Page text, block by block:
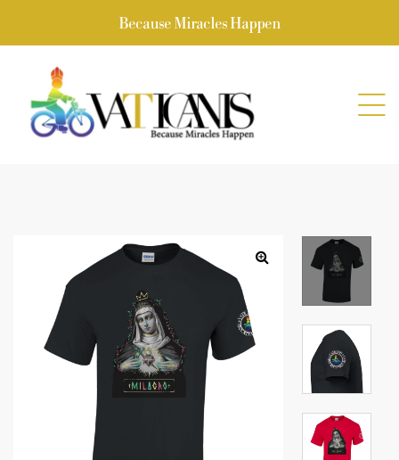
Because Miracles Happen